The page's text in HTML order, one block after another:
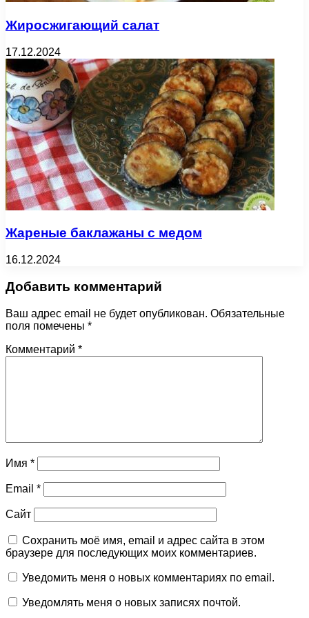
Жиросжигающий салат
17.12.2024
Жареные баклажаны с медом
16.12.2024
Добавить комментарий
Ваш адрес email не будет опубликован. Обязательные
поля помечены *
Комментарий *
Имя *
Email *
Сайт
Сохранить моё имя, email и адрес сайта в этом
браузере для последующих моих комментариев.
Уведомить меня о новых комментариях по email.
Уведомлять меня о новых записях почтой.